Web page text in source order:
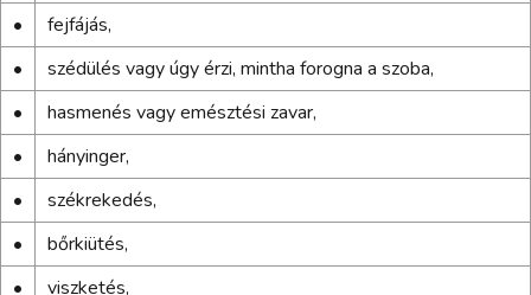
•
fejfájás,
•
szédülés vagy úgy érzi, mintha forogna a szoba,
•
hasmenés vagy emésztési zavar,
•
hányinger,
•
székrekedés,
•
bőrkiütés,
•
viszketés,